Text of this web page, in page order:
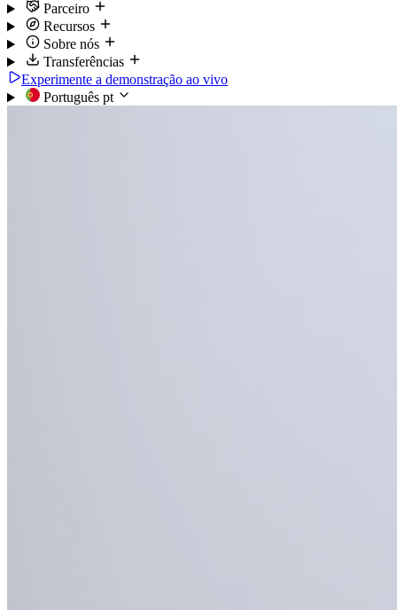
Parceiro
Recursos
Sobre nós
Transferências
Experimente a demonstração ao vivo
Português pt